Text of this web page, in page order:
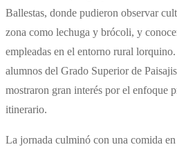
Ballestas, donde pudieron observar
zona como lechuga y brócoli, y
empleadas en el entorno rural
alumnos del Grado Superior de
mostraron gran interés por el enfoque
itinerario.
La jornada culminó con una comida